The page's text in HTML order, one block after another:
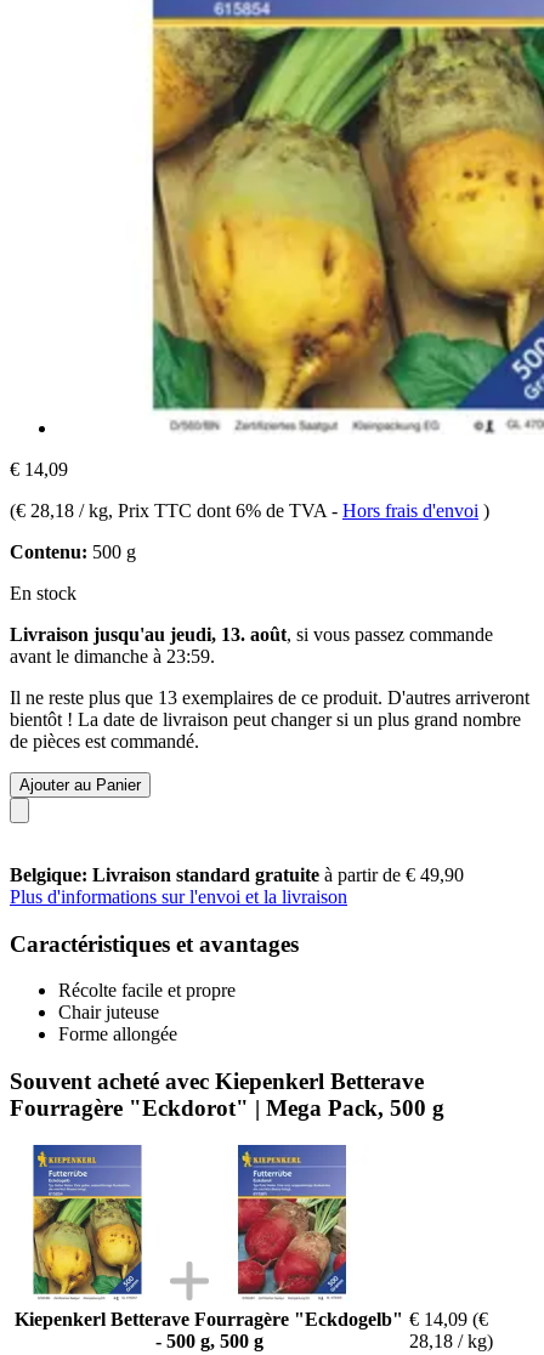
€ 14,09
(€ 28,18 / kg, Prix TTC dont 6% de TVA - Hors frais d'envoi )
Contenu: 500 g
En stock
Livraison jusqu'au jeudi, 13. août, si vous passez commande
avant le dimanche à 23:59.
Il ne reste plus que 13 exemplaires de ce produit. D'autres arriveront
bientôt ! La date de livraison peut changer si un plus grand nombre
de pièces est commandé.
Ajouter au Panier
Belgique: Livraison standard gratuite à partir de € 49,90
Plus d'informations sur l'envoi et la livraison
Caractéristiques et avantages
Récolte facile et propre
Chair juteuse
Forme allongée
Souvent acheté avec Kiepenkerl Betterave
Fourragère "Eckdorot" | Mega Pack, 500 g
Kiepenkerl Betterave Fourragère "Eckdogelb"
- 500 g, 500 g
€ 14,09 (€
28,18 / kg)